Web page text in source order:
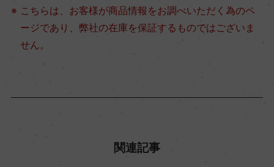
こちらは、お客様が商品情報をお調べいただく為のペ
ージであり、弊社の在庫を保証するものではございま
せん。
関連記事